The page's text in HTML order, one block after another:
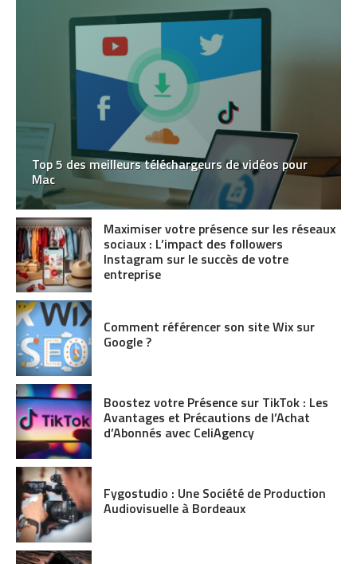
Top 5 des meilleurs téléchargeurs de vidéos pour
Mac
Maximiser votre présence sur les réseaux
sociaux : L’impact des followers
Instagram sur le succès de votre
entreprise
Comment référencer son site Wix sur
Google ?
Boostez votre Présence sur TikTok : Les
Avantages et Précautions de l’Achat
d’Abonnés avec CeliAgency
Fygostudio : Une Société de Production
Audiovisuelle à Bordeaux